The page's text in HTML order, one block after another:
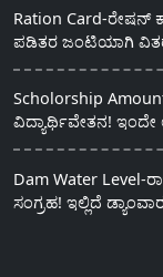
Ration Card-ರೇಷನ್
ಪಡಿತರ ಜಂಟಿಯಾಗಿ
Scholorship
ವಿದ್ಯಾರ್ಥಿವೇತನ! ಇಂದೇ
Dam Water Level-
ಸಂಗ್ರಹ! ಇಲ್ಲಿದೆ